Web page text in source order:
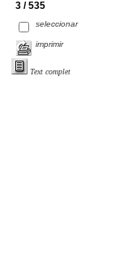
3 / 535
seleccionar
imprimir
Text complet